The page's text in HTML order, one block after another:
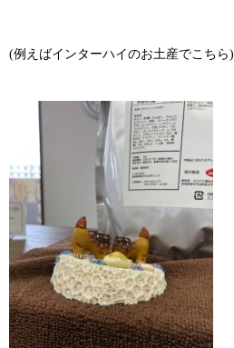
(例えばインターハイのお土産でこちら)